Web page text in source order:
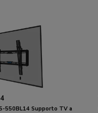
550BL14 Supporto TV a